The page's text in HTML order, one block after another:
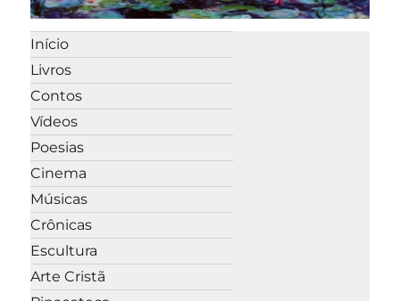
Início
Livros
Contos
Vídeos
Poesias
Cinema
Músicas
Crônicas
Escultura
Arte Cristã